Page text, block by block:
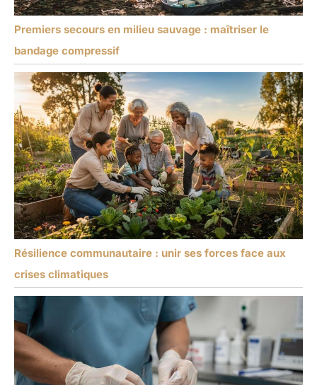
Premiers secours en milieu sauvage : maîtriser le
bandage compressif
Résilience communautaire : unir ses forces face aux
crises climatiques